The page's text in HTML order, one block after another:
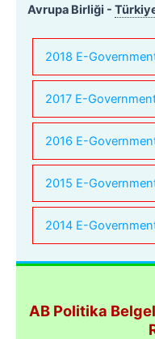
Avrupa Birliği -
2018 E-
2017 E-
2016 E-
2015 E-
2014 E-
AB Politika